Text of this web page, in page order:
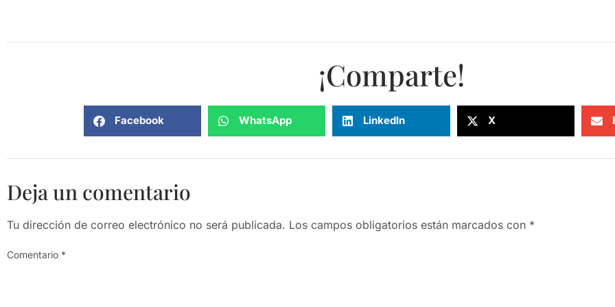
¡Comparte!
Facebook WhatsApp LinkedIn X
Deja un comentario
Tu dirección de correo electrónico no será publicada. Los campos obligatorios están marcados con *
Comentario *